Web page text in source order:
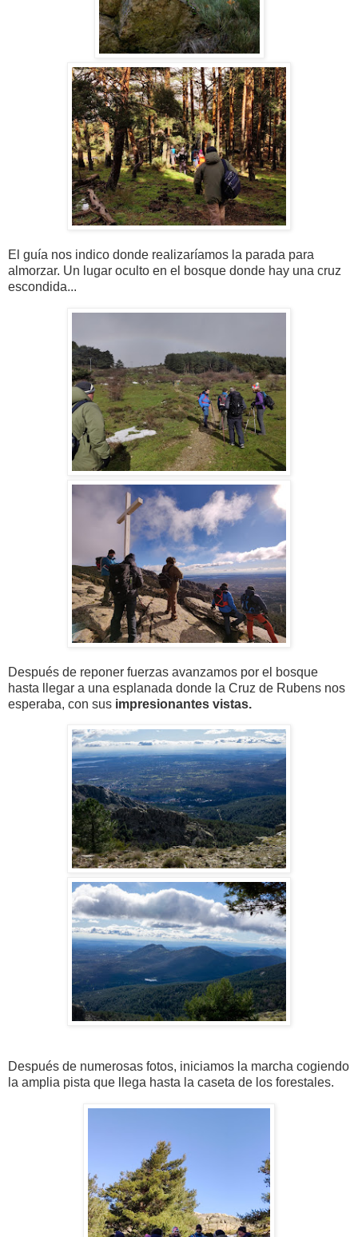
El guía nos indico donde realizaríamos la parada para
almorzar. Un lugar oculto en el bosque donde hay una cruz
escondida...
Después de reponer fuerzas avanzamos por el bosque
hasta llegar a una esplanada donde la Cruz de Rubens nos
esperaba, con sus impresionantes vistas.
Después de numerosas fotos, iniciamos la marcha cogiendo
la amplia pista que llega hasta la caseta de los forestales.